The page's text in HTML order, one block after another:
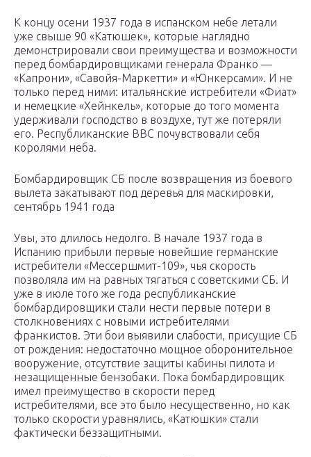
К концу осени 1937 года в испанском небе летали
уже свыше 90 «Катюшек», которые наглядно
демонстрировали свои преимущества и возможности
перед бомбардировщиками генерала Франко —
«Капрони», «Савойя-Маркетти» и «Юнкерсами». И не
только перед ними: итальянские истребители «Фиат»
и немецкие «Хейнкель», которые до того момента
удерживали господство в воздухе, тут же потеряли
его. Республиканские ВВС почувствовали себя
королями неба.
Бомбардировщик СБ после возвращения из боевого
вылета закатывают под деревья для маскировки,
сентябрь 1941 года
Увы, это длилось недолго. В начале 1937 года в
Испанию прибыли первые новейшие германские
истребители «Мессершмит-109», чья скорость
позволяла им на равных тягаться с советскими СБ. И
уже в июле того же года республиканские
бомбардировщики стали нести первые потери в
столкновениях с новыми истребителями
франкистов. Эти бои выявили слабости, присущие СБ
от рождения: недостаточно мощное оборонительное
вооружение, отсутствие защиты кабины пилота и
незащищенные бензобаки. Пока бомбардировщик
имел преимущество в скорости перед
истребителями, все это было несущественно, но как
только скорости уравнялись, «Катюшки» стали
фактически беззащитными.